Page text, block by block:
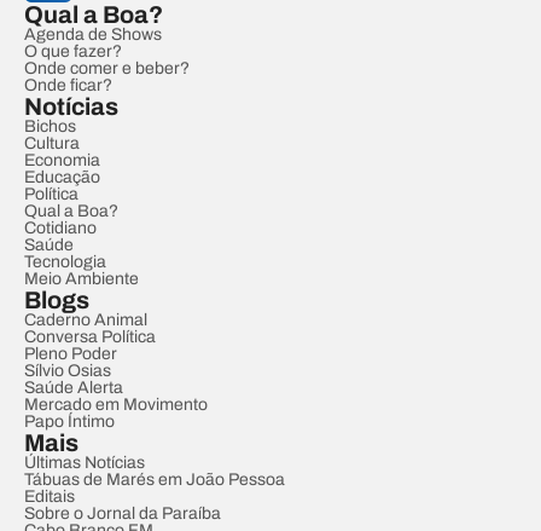
Qual a Boa?
Agenda de Shows
O que fazer?
Onde comer e beber?
Onde ficar?
Notícias
Bichos
Cultura
Economia
Educação
Política
Qual a Boa?
Cotidiano
Saúde
Tecnologia
Meio Ambiente
Blogs
Caderno Animal
Conversa Política
Pleno Poder
Sílvio Osias
Saúde Alerta
Mercado em Movimento
Papo Íntimo
Mais
Últimas Notícias
Tábuas de Marés em João Pessoa
Editais
Sobre o Jornal da Paraíba